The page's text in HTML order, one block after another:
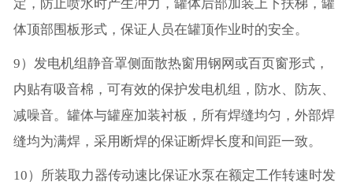
定，防止喷水时产生冲力，罐体后部加装上下扶梯，罐
体顶部围板形式，保证人员在罐顶作业时的安全。
9）发电机组静音罩侧面散热窗用钢网或百页窗形式，
内贴有吸音棉，可有效的保护发电机组，防水、防灰、
减噪音。罐体与罐座加装衬板，所有焊缝均匀，外部焊
缝均为满焊，采用断焊的保证断焊长度和间距一致。
10）所装取力器传动速比保证水泵在额定工作转速时发